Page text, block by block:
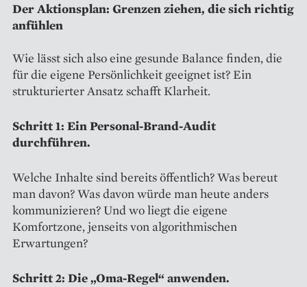
Der Aktionsplan: Grenzen ziehen, die sich richtig
anfühlen
Wie lässt sich also eine gesunde Balance finden, die
für die eigene Persönlichkeit geeignet ist? Ein
strukturierter Ansatz schafft Klarheit.
Schritt 1: Ein Personal-Brand-Audit
durchführen.
Welche Inhalte sind bereits öffentlich? Was bereut
man davon? Was davon würde man heute anders
kommunizieren? Und wo liegt die eigene
Komfortzone, jenseits von algorithmischen
Erwartungen?
Schritt 2: Die „Oma-Regel“ anwenden.